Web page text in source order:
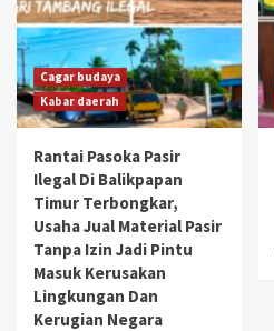
Cagar budaya
Kabar daerah
Rantai Pasoka Pasir
Ilegal Di Balikpapan
Timur Terbongkar,
Usaha Jual Material Pasir
Tanpa Izin Jadi Pintu
Masuk Kerusakan
Lingkungan Dan
Kerugian Negara